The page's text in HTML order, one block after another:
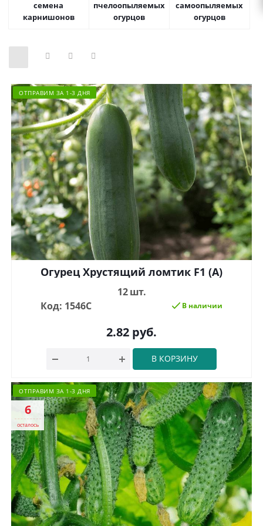
семена
карнишонов
пчелоопыляемых
огурцов
самоопыляемых
огурцов
ОТПРАВИМ ЗА 1-3 ДНЯ
Огурец Хрустящий ломтик F1 (А)
12 шт.
Код: 1546С
В наличии
2.82 руб.
В КОРЗИНУ
ОТПРАВИМ ЗА 1-3 ДНЯ
6
осталось